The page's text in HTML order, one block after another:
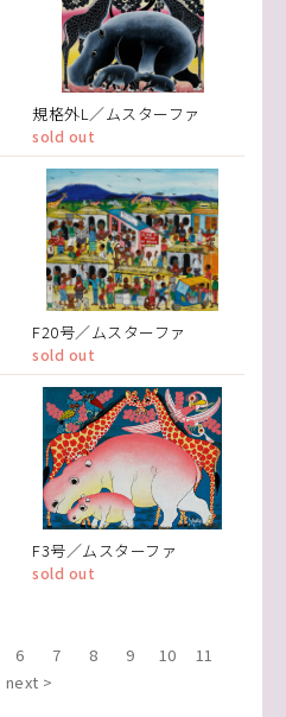
規格外L／ムスターファ
sold out
F20号／ムスターファ
sold out
F3号／ムスターファ
sold out
6 7 8 9 10
11
next >